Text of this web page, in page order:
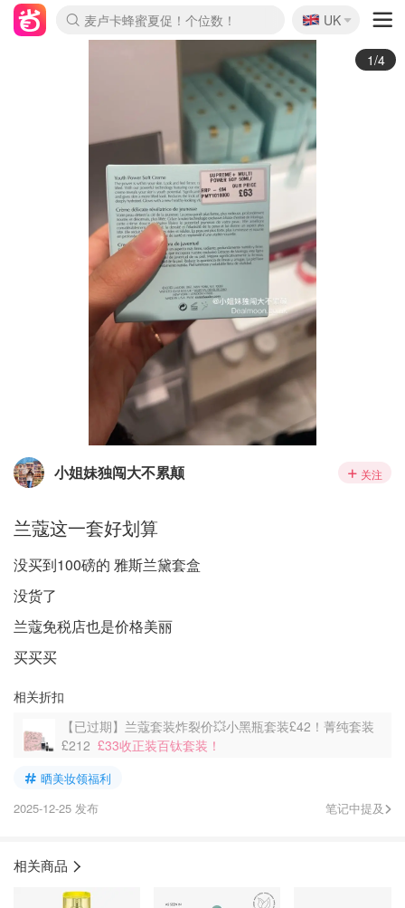
Prada/Miu 4.8折！
🇬🇧
UK
2/4
小姐妹独闯大不累颠 关注
兰蔻这一套好划算
没买到100磅的 雅斯兰黛套盒
没货了
兰蔻免税店也是价格美丽
买买买
相关折扣
【已过期】兰蔻套装炸裂价💥小黑瓶套装£42！菁纯套装
£212 £33收正装百钛套装！
晒美妆领福利
2025-12-25 发布
笔记中提及
相关商品